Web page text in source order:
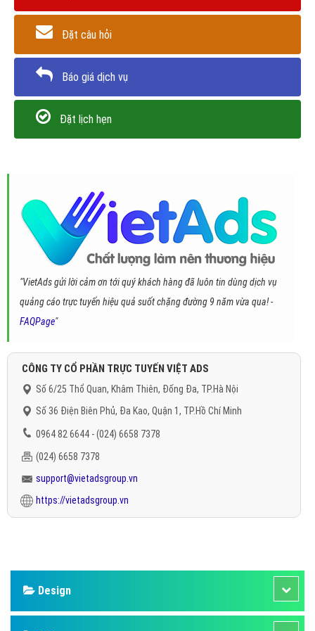
Đặt câu hỏi
Báo giá dịch vụ
Đặt lịch hẹn
"VietAds gửi lời cảm ơn tới quý khách hàng đã luôn tin dùng dịch vụ
quảng cáo trực tuyến hiệu quả suốt chặng đường 9 năm vừa qua! -
FAQPage"
CÔNG TY CỔ PHẦN TRỰC TUYẾN VIỆT ADS
Số 6/25 Thổ Quan, Khâm Thiên, Đống Đa, TP.Hà Nội
Số 36 Điện Biên Phủ, Đa Kao, Quận 1, TP.Hồ Chí Minh
0964 82 6644 - (024) 6658 7378
(024) 6658 7378
support@vietadsgroup.vn
https://vietadsgroup.vn